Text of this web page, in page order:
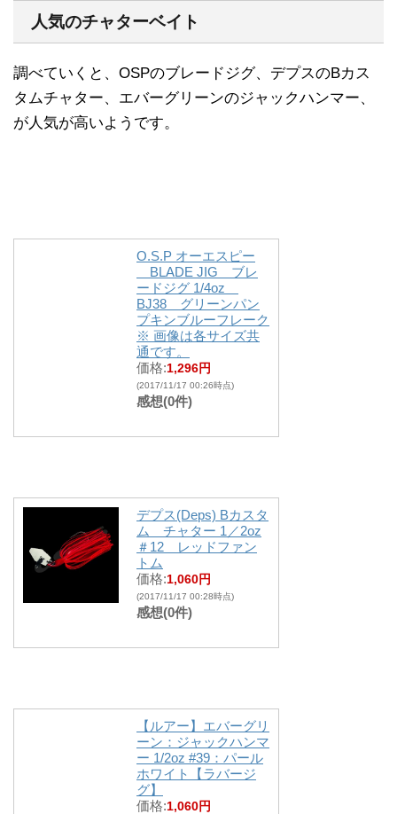
人気のチャターベイト
調べていくと、OSPのブレードジグ、デプスのBカス
タムチャター、エバーグリーンのジャックハンマー、
が人気が高いようです。
O.S.P オーエスピー
BLADE JIG ブレ
ードジグ 1/4oz
BJ38 グリーンパン
プキンブルーフレーク
※ 画像は各サイズ共
通です。
価格:1,296円
(2017/11/17 00:26時点)
感想(0件)
デプス(Deps) Bカスタ
ム チャター 1／2oz
＃12 レッドファン
トム
価格:1,060円
(2017/11/17 00:28時点)
感想(0件)
【ルアー】エバーグリ
ーン：ジャックハンマ
ー 1/2oz #39：パール
ホワイト【ラバージ
グ】
価格:1,060円